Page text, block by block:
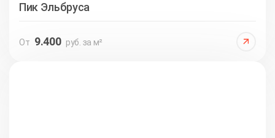
Пик Эльбруса
От 9.400 руб. за м²